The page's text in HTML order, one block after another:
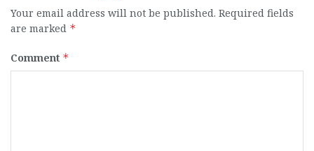
Your email address will not be published. Required fields
are marked *
Comment *